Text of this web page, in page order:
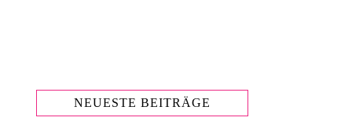
NEUESTE BEITRÄGE